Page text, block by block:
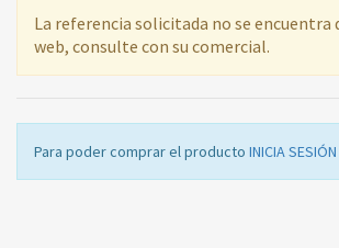
La referencia solicitada no se encuentra
web, consulte con su comercial.
Para poder comprar el producto INICIA SESIÓN